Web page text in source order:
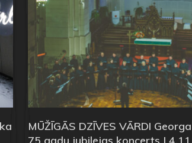
MŪŽĪGĀS DZĪVES VĀRDI